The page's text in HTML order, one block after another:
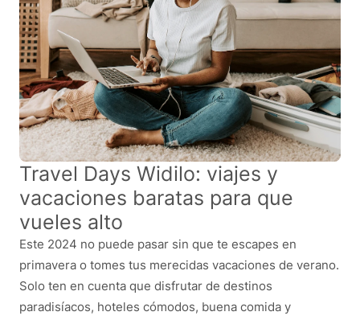
Travel Days Widilo: viajes y
vacaciones baratas para que
vueles alto
Este 2024 no puede pasar sin que te escapes en
primavera o tomes tus merecidas vacaciones de verano.
Solo ten en cuenta que disfrutar de destinos
paradisíacos, hoteles cómodos, buena comida y